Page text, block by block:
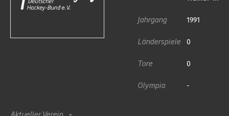
Jahrgang 1991
Länderspiele 0
Tore 0
Olympia -
Aktueller Verein